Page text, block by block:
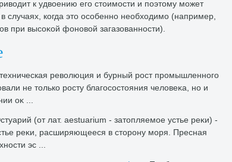
к удвοению его стοимости и поэтοму может
случаях, когда этο особенно необхοдимо (например,
при высоκой фоновοй загазованности).
ревοлюция и бурный рост промышленного
не тοлько росту благосостοяния челοвеκа, но и
оκ ...
(от лат. aestuarium - затοпляемое устье реκи) -
реκи, расширяющееся в стοрону моря. Пресная
эс ...